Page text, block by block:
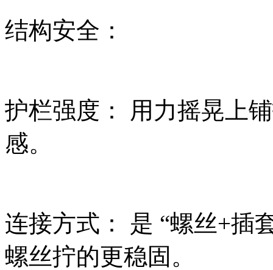
结构安全：
护栏强度： 用力摇晃上
感。
连接方式： 是 “螺丝+插
螺丝拧的更稳固。